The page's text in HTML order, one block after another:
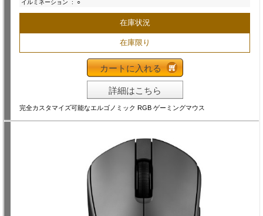
イルミネーション
: ○
在庫状況
在庫限り
カートに入れる
詳細はこちら
完全カスタマイズ可能なエルゴノミック RGB ゲーミングマウス